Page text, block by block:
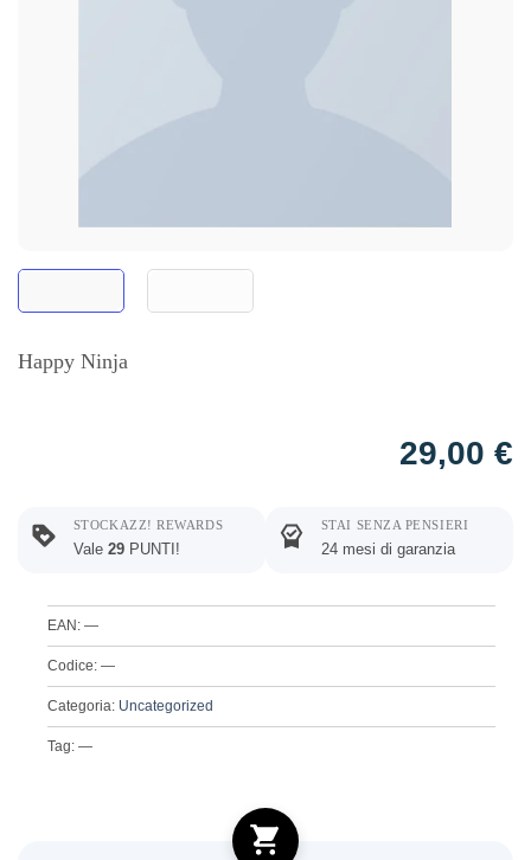
Happy Ninja
29,00 €
STOCKAZZ! REWARDS
Vale 29 PUNTI!
STAI SENZA PENSIERI
24 mesi di garanzia
EAN: —
Codice: —
Categoria: Uncategorized
Tag: —